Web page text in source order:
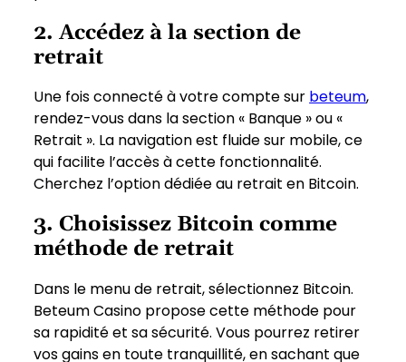
2. Accédez à la section de
retrait
Une fois connecté à votre compte sur beteum,
rendez-vous dans la section « Banque » ou «
Retrait ». La navigation est fluide sur mobile, ce
qui facilite l’accès à cette fonctionnalité.
Cherchez l’option dédiée au retrait en Bitcoin.
3. Choisissez Bitcoin comme
méthode de retrait
Dans le menu de retrait, sélectionnez Bitcoin.
Beteum Casino propose cette méthode pour
sa rapidité et sa sécurité. Vous pourrez retirer
vos gains en toute tranquillité, en sachant que